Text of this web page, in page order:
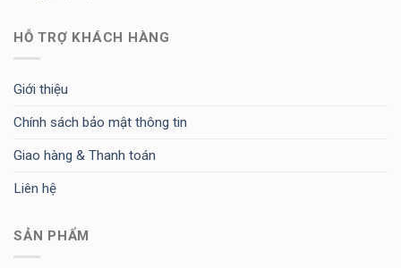
HỖ TRỢ KHÁCH HÀNG
Giới thiệu
Chính sách bảo mật thông tin
Giao hàng & Thanh toán
Liên hệ
SẢN PHẨM